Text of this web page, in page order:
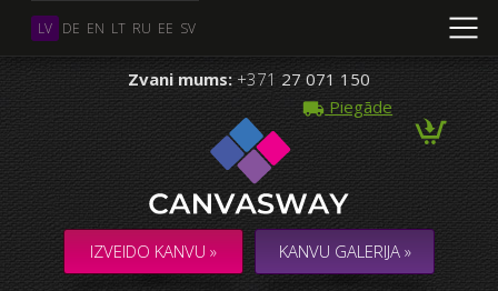
LV DE EN LT RU EE SV
Zvani mums: +371 27 071 150
Piegāde
IZVEIDO KANVU » KANVU GALERIJA »
Vairāki Foto
KOLĀŽA / KOMPOZĪCIJA no vairākiem Foto